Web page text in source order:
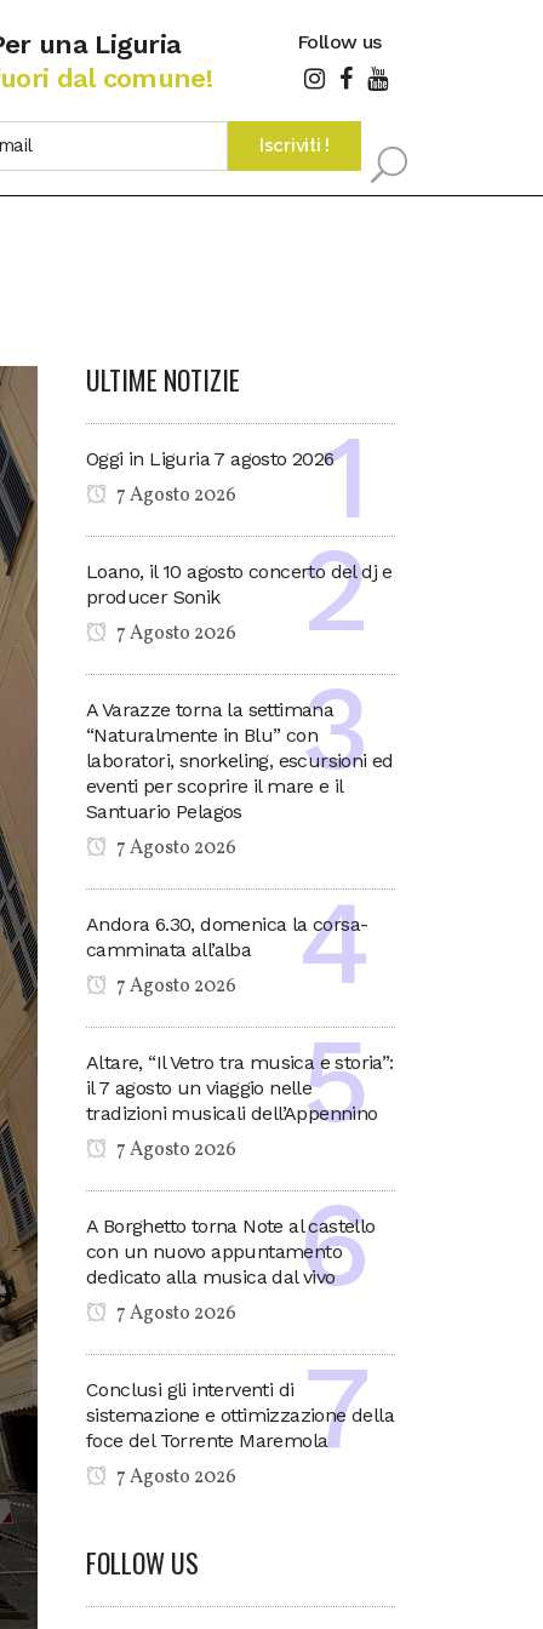
una Liguria
dal comune!
Follow us
ULTIME NOTIZIE
Oggi in Liguria 7 agosto 2026
7 Agosto 2026
Loano, il 10 agosto concerto del dj e
producer Sonik
7 Agosto 2026
A Varazze torna la settimana
“Naturalmente in Blu” con
laboratori, snorkeling, escursioni ed
eventi per scoprire il mare e il
Santuario Pelagos
7 Agosto 2026
Andora 6.30, domenica la corsa-
camminata all’alba
7 Agosto 2026
Altare, “Il Vetro tra musica e storia”:
il 7 agosto un viaggio nelle
tradizioni musicali dell’Appennino
7 Agosto 2026
A Borghetto torna Note al castello
con un nuovo appuntamento
dedicato alla musica dal vivo
7 Agosto 2026
Conclusi gli interventi di
sistemazione e ottimizzazione della
foce del Torrente Maremola
7 Agosto 2026
FOLLOW US